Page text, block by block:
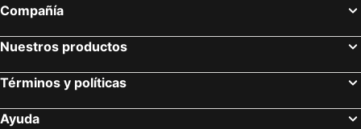
Puesta del Sol
Hotel San Sebastián
Undarius Hotel (exclusively gay men)
Villa Toscana Boutique Hotel
Dalarna Sma Hotell
Bosque Las Delfinas
Compañía
Nuestros productos
Términos y políticas
Ayuda